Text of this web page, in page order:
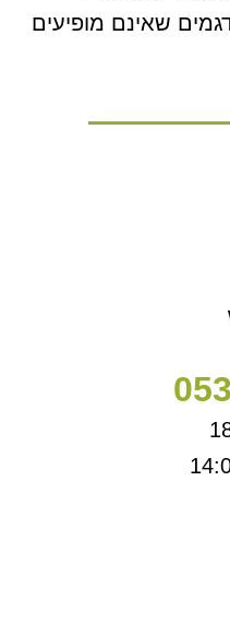
שאינם מופיעים